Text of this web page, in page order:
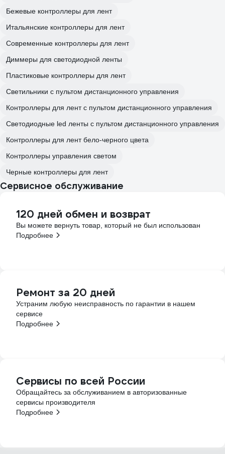
Бежевые контроллеры для лент
Итальянские контроллеры для лент
Современные контроллеры для лент
Диммеры для светодиодной ленты
Пластиковые контроллеры для лент
Светильники с пультом дистанционного управления
Контроллеры для лент с пультом дистанционного управления
Светодиодные led ленты с пультом дистанционного управления
Контроллеры для лент бело-черного цвета
Контроллеры управления светом
Черные контроллеры для лент
Сервисное обслуживание
120 дней обмен и возврат
Вы можете вернуть товар, который не был использован
Подробнее
Ремонт за 20 дней
Устраним любую неисправность по гарантии в нашем
сервисе
Подробнее
Сервисы по всей России
Обращайтесь за обслуживанием в авторизованные
сервисы производителя
Подробнее